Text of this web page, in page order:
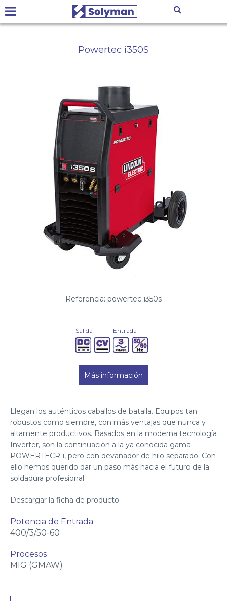
Powertec i350S
Referencia: powertec-i350s
Salida Entrada
Llegan los auténticos caballos de batalla. Equipos tan
robustos como siempre, con más ventajas que nunca y
altamente productivos. Basados en la moderna tecnología
Inverter, son la continuación a la ya conocida gama
POWERTECR-i, pero con devanador de hilo separado. Con
ello hemos querido dar un paso más hacia el futuro de la
soldadura profesional.
Descargar la ficha de producto
Potencia de Entrada
400/3/50-60
Procesos
MIG (GMAW)
Más información